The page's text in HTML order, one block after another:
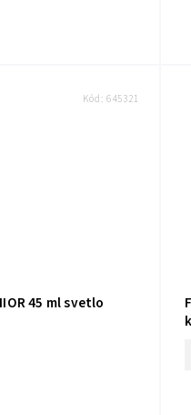
45 ml svetlo
Kód:645321